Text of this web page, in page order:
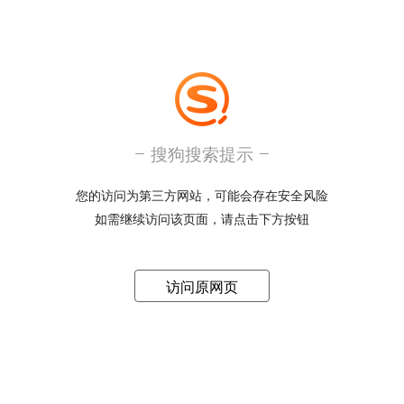
搜狗搜索提示
您的访问为第三方网站，可能会存在安全风险
如需继续访问该页面，请点击下方按钮
访问原网页